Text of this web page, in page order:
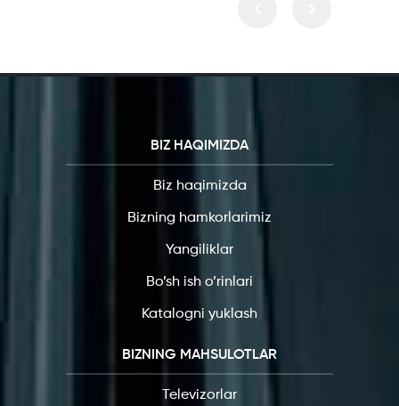
BIZ HAQIMIZDA
Biz haqimizda
Bizning hamkorlarimiz
Yangiliklar
Bo’sh ish o’rinlari
Katalogni yuklash
BIZNING MAHSULOTLAR
Televizorlar